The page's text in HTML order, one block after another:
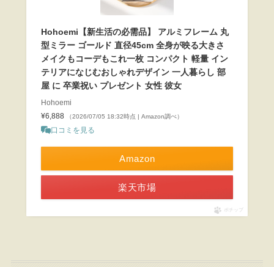
Hohoemi【新生活の必需品】 アルミフレーム 丸
型ミラー ゴールド 直径45cm 全身が映る大きさ
メイクもコーデもこれ一枚 コンパクト 軽量 イン
テリアになじむおしゃれデザイン 一人暮らし 部
屋 に 卒業祝い プレゼント 女性 彼女
Hohoemi
¥6,888
（2026/07/05 18:32時点 | Amazon調べ）
口コミを見る
Amazon
楽天市場
ポチップ